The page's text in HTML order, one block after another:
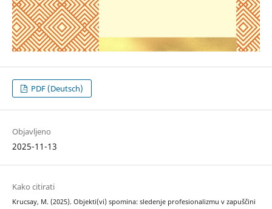
PDF (Deutsch)
Objavljeno
2025-11-13
Kako citirati
Krucsay, M. (2025). Objekti(vi) spomina: sledenje profesionalizmu v zapuščini